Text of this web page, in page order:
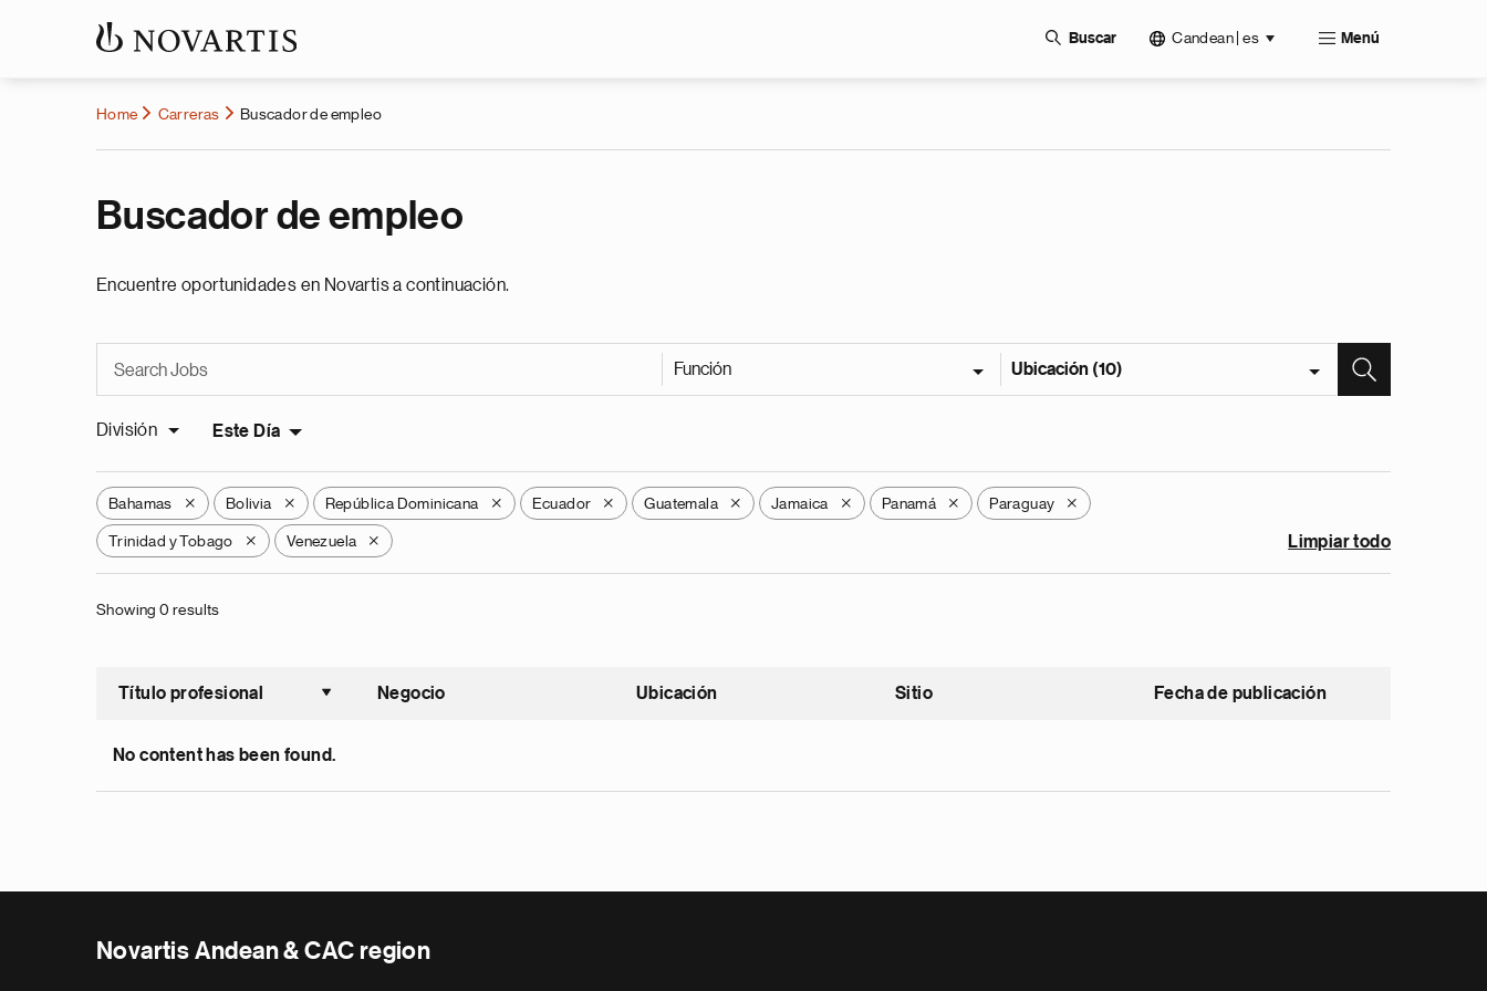
Buscar Candean | es Menú
Home Carreras Buscador de empleo
Buscador de empleo
Encuentre oportunidades en Novartis a continuación.
Función Ubicación (10)
División Este Día
Bahamas X Bolivia X República Dominicana X Ecuador X Guatemala X Jamaica X Panamá X Paraguay X
Trinidad y Tobago X Venezuela X Limpiar todo
Showing 0 results
Título profesional
Ordenar ascendente
Negocio Ubicación Sitio Fecha de publicación
No content has been found.
Novartis Andean & CAC region